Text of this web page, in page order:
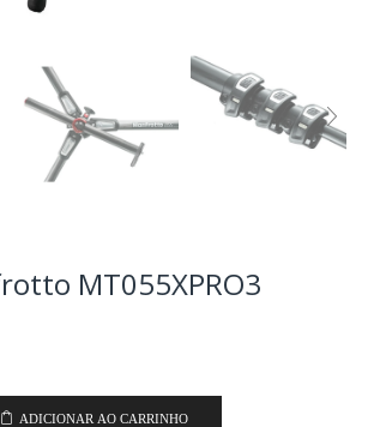
MT055XPRO3
ADICIONAR AO CARRINHO